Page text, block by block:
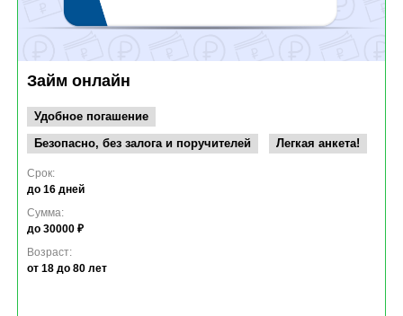
Займ онлайн
Удобное погашение
Безопасно, без залога и поручителей
Легкая анкета!
Срок:
до 16 дней
Сумма:
до 30000 ₽
Возраст:
от 18 до 80 лет